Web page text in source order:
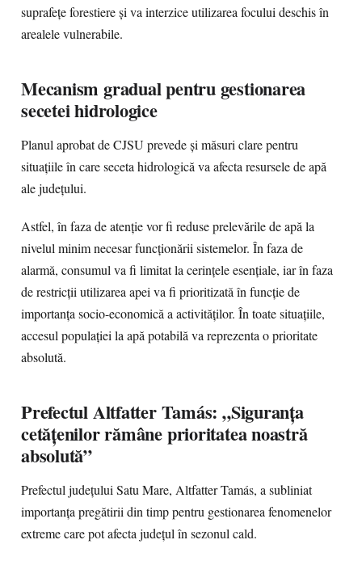
suprafețe forestiere și va interzice utilizarea focului deschis în
arealele vulnerabile.
Mecanism gradual pentru gestionarea
secetei hidrologice
Planul aprobat de CJSU prevede și măsuri clare pentru
situațiile în care seceta hidrologică va afecta resursele de apă
ale județului.
Astfel, în faza de atenție vor fi reduse prelevările de apă la
nivelul minim necesar funcționării sistemelor. În faza de
alarmă, consumul va fi limitat la cerințele esențiale, iar în faza
de restricții utilizarea apei va fi prioritizată în funcție de
importanța socio-economică a activităților. În toate situațiile,
accesul populației la apă potabilă va reprezenta o prioritate
absolută.
Prefectul Altfatter Tamás: „Siguranța
cetățenilor rămâne prioritatea noastră
absolută”
Prefectul județului Satu Mare, Altfatter Tamás, a subliniat
importanța pregătirii din timp pentru gestionarea fenomenelor
extreme care pot afecta județul în sezonul cald.